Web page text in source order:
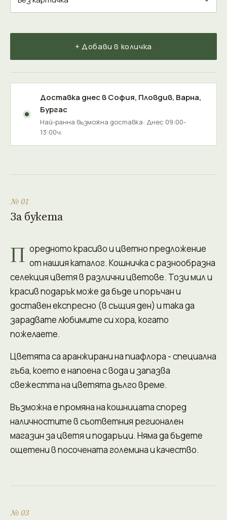
+ Добави в количка
Доставка днес вСофия, Пловдив, Варна,
Бургас
Най-ранна възможна доставка: Днес 09:00-
13:00ч.
№ 01
За букета
П оредното красиво и цветно предложение
от нашия каталог. Кошничка с разнообразна
селекция цветя в различни цветове. Този мил и
красив подарък може да бъде и поръчан и
доставен експресно (в същия ден) и така да
зарадвате любимите си хора, когато
пожелаете.
Цветята са аранжирани на пиафлора - специална
гъба, което е напоена с вода и запазва
свежестта на цветята дълго време.
Възможна е промяна на кошницата според
наличностите в съответния регионален
магазин за цветя и подаръци. Няма да бъдете
ощетени в посочената големина и качество.
№ 03